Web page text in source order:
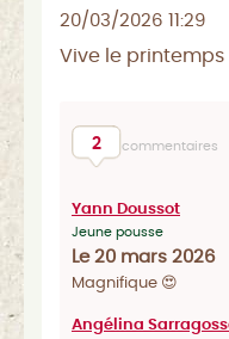
20/03/2026 11:29
Vive le printemps
2 commentaires
Yann Doussot
Jeune pousse
Le 20 mars 2026
Magnifique 😍
Angélina